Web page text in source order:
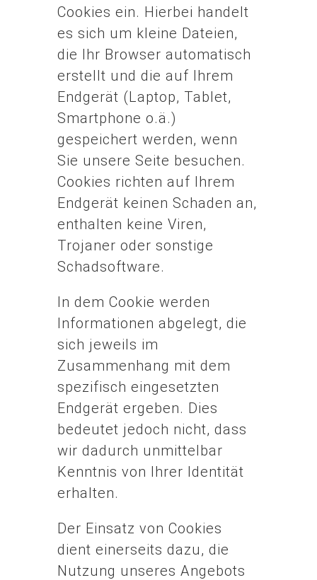
Cookies ein. Hierbei handelt
es sich um kleine Dateien,
die Ihr Browser automatisch
erstellt und die auf Ihrem
Endgerät (Laptop, Tablet,
Smartphone o.ä.)
gespeichert werden, wenn
Sie unsere Seite besuchen.
Cookies richten auf Ihrem
Endgerät keinen Schaden an,
enthalten keine Viren,
Trojaner oder sonstige
Schadsoftware.
In dem Cookie werden
Informationen abgelegt, die
sich jeweils im
Zusammenhang mit dem
spezifisch eingesetzten
Endgerät ergeben. Dies
bedeutet jedoch nicht, dass
wir dadurch unmittelbar
Kenntnis von Ihrer Identität
erhalten.
Der Einsatz von Cookies
dient einerseits dazu, die
Nutzung unseres Angebots